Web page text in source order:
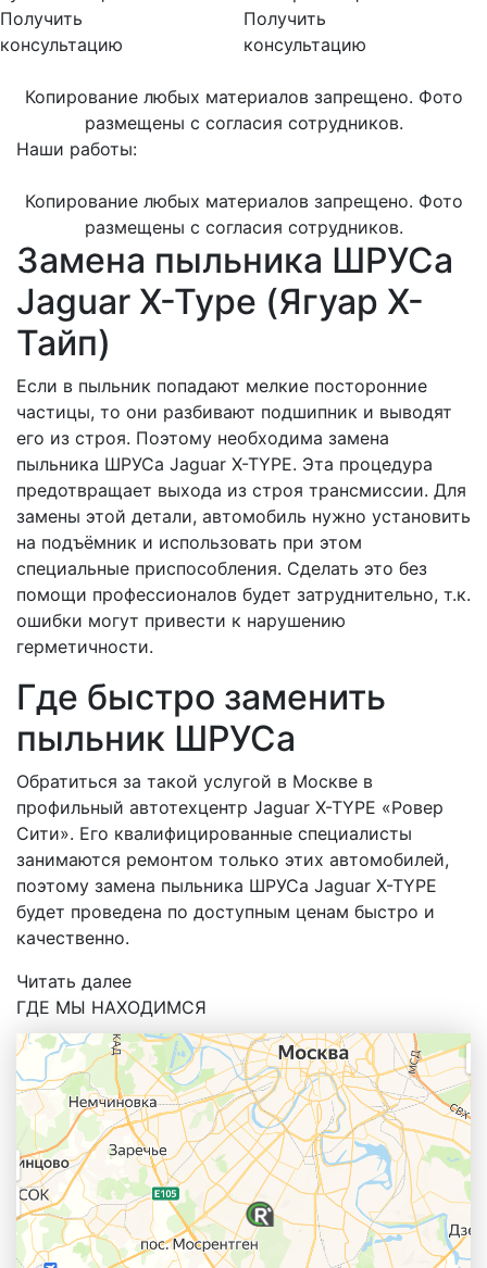
Получить
консультацию
Получить
консультацию
Копирование любых материалов запрещено. Фото
размещены с согласия сотрудников.
Наши работы:
Копирование любых материалов запрещено. Фото
размещены с согласия сотрудников.
Замена пыльника ШРУСа
Jaguar X-Type (Ягуар X-
Тайп)
Если в пыльник попадают мелкие посторонние
частицы, то они разбивают подшипник и выводят
его из строя. Поэтому необходима замена
пыльника ШРУСа Jaguar X-TYPE. Эта процедура
предотвращает выхода из строя трансмиссии. Для
замены этой детали, автомобиль нужно установить
на подъёмник и использовать при этом
специальные приспособления. Сделать это без
помощи профессионалов будет затруднительно, т.к.
ошибки могут привести к нарушению
герметичности.
Где быстро заменить
пыльник ШРУСа
Обратиться за такой услугой в Москве в
профильный автотехцентр Jaguar X-TYPE «Ровер
Сити». Его квалифицированные специалисты
занимаются ремонтом только этих автомобилей,
поэтому замена пыльника ШРУСа Jaguar X-TYPE
будет проведена по доступным ценам быстро и
качественно.
Читать далее
ГДЕ МЫ НАХОДИМСЯ